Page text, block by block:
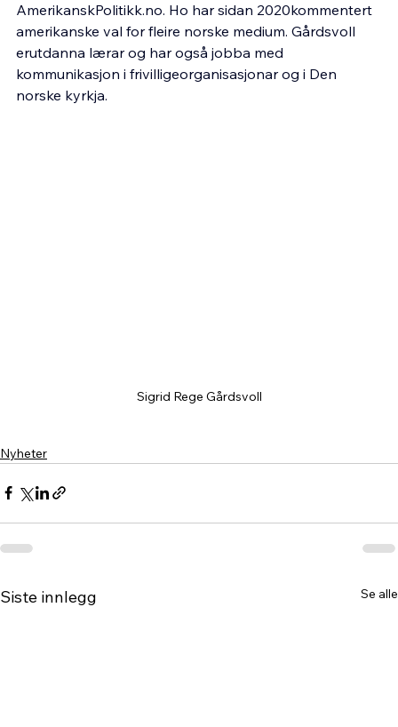
AmerikanskPolitikk.no. Ho har sidan 2020kommentert
amerikanske val for fleire norske medium. Gårdsvoll
erutdanna lærar og har også jobba med
kommunikasjon i frivilligeorganisasjonar og i Den
norske kyrkja.
Sigrid Rege Gårdsvoll
Nyheter
Siste innlegg Se alle